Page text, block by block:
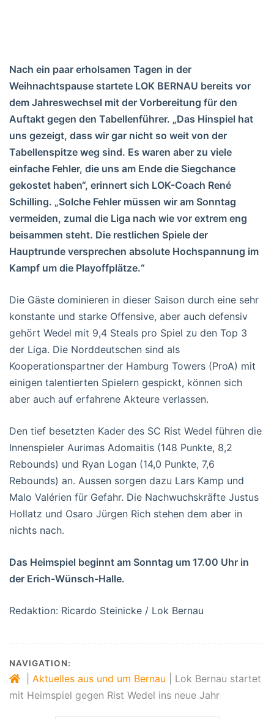
Nach ein paar erholsamen Tagen in der
Weihnachtspause startete LOK BERNAU bereits vor
dem Jahreswechsel mit der Vorbereitung für den
Auftakt gegen den Tabellenführer. „Das Hinspiel hat
uns gezeigt, dass wir gar nicht so weit von der
Tabellenspitze weg sind. Es waren aber zu viele
einfache Fehler, die uns am Ende die Siegchance
gekostet haben“, erinnert sich LOK-Coach René
Schilling. „Solche Fehler müssen wir am Sonntag
vermeiden, zumal die Liga nach wie vor extrem eng
beisammen steht. Die restlichen Spiele der
Hauptrunde versprechen absolute Hochspannung im
Kampf um die Playoffplätze.“
Die Gäste dominieren in dieser Saison durch eine sehr
konstante und starke Offensive, aber auch defensiv
gehört Wedel mit 9,4 Steals pro Spiel zu den Top 3
der Liga. Die Norddeutschen sind als
Kooperationspartner der Hamburg Towers (ProA) mit
einigen talentierten Spielern gespickt, können sich
aber auch auf erfahrene Akteure verlassen.
Den tief besetzten Kader des SC Rist Wedel führen die
Innenspieler Aurimas Adomaitis (148 Punkte, 8,2
Rebounds) und Ryan Logan (14,0 Punkte, 7,6
Rebounds) an. Aussen sorgen dazu Lars Kamp und
Malo Valérien für Gefahr. Die Nachwuchskräfte Justus
Hollatz und Osaro Jürgen Rich stehen dem aber in
nichts nach.
Das Heimspiel beginnt am Sonntag um 17.00 Uhr in
der Erich-Wünsch-Halle.
Redaktion: Ricardo Steinicke / Lok Bernau
NAVIGATION:
Aktuelles aus und um Bernau
Lok Bernau startet
mit Heimspiel gegen Rist Wedel ins neue Jahr